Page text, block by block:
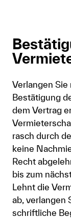
Verlangen Sie
Bestätigung
dem Vertrag
rasch durch
keine
Recht
bis zum
Lehnt die
ab, verlangen
schriftliche